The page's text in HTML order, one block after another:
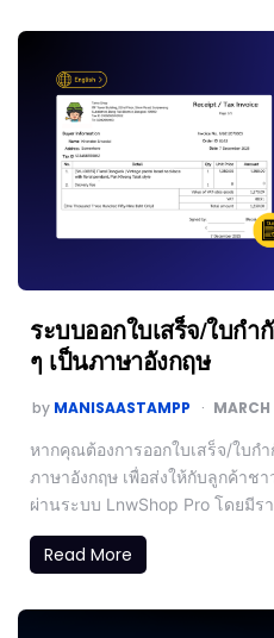
ระบบออกใบเสร็จ/ใบกำ
ๆ เป็นภาษาอังกฤษ
by MANISAASTAMPP
หากคุณต้องการออกใบเสร็จ/ใบก
ภาษาอังกฤษ เพื่อส่งให้กับลูกค้าช
ผ่านระบบ LnwShop Pro โดยมีร
Read More